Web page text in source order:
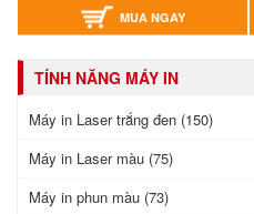
MUA NGAY
TÍNH NĂNG MÁY IN
Máy in Laser trắng đen (150)
Máy in Laser màu (75)
Máy in phun màu (73)